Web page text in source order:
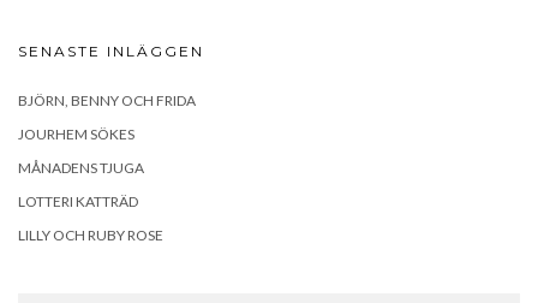
SENASTE INLÄGGEN
BJÖRN, BENNY OCH FRIDA
JOURHEM SÖKES
MÅNADENS TJUGA
LOTTERI KATTRÄD
LILLY OCH RUBY ROSE